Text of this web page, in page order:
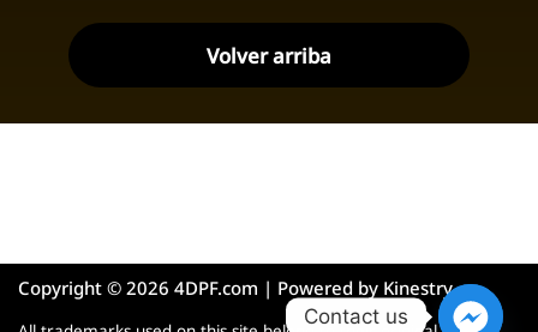
Volver arriba
Copyright © 2026 4DPF.com | Powered by Kinestry
Contact us